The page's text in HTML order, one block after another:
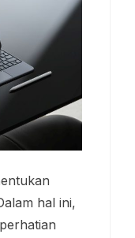
hal ini,